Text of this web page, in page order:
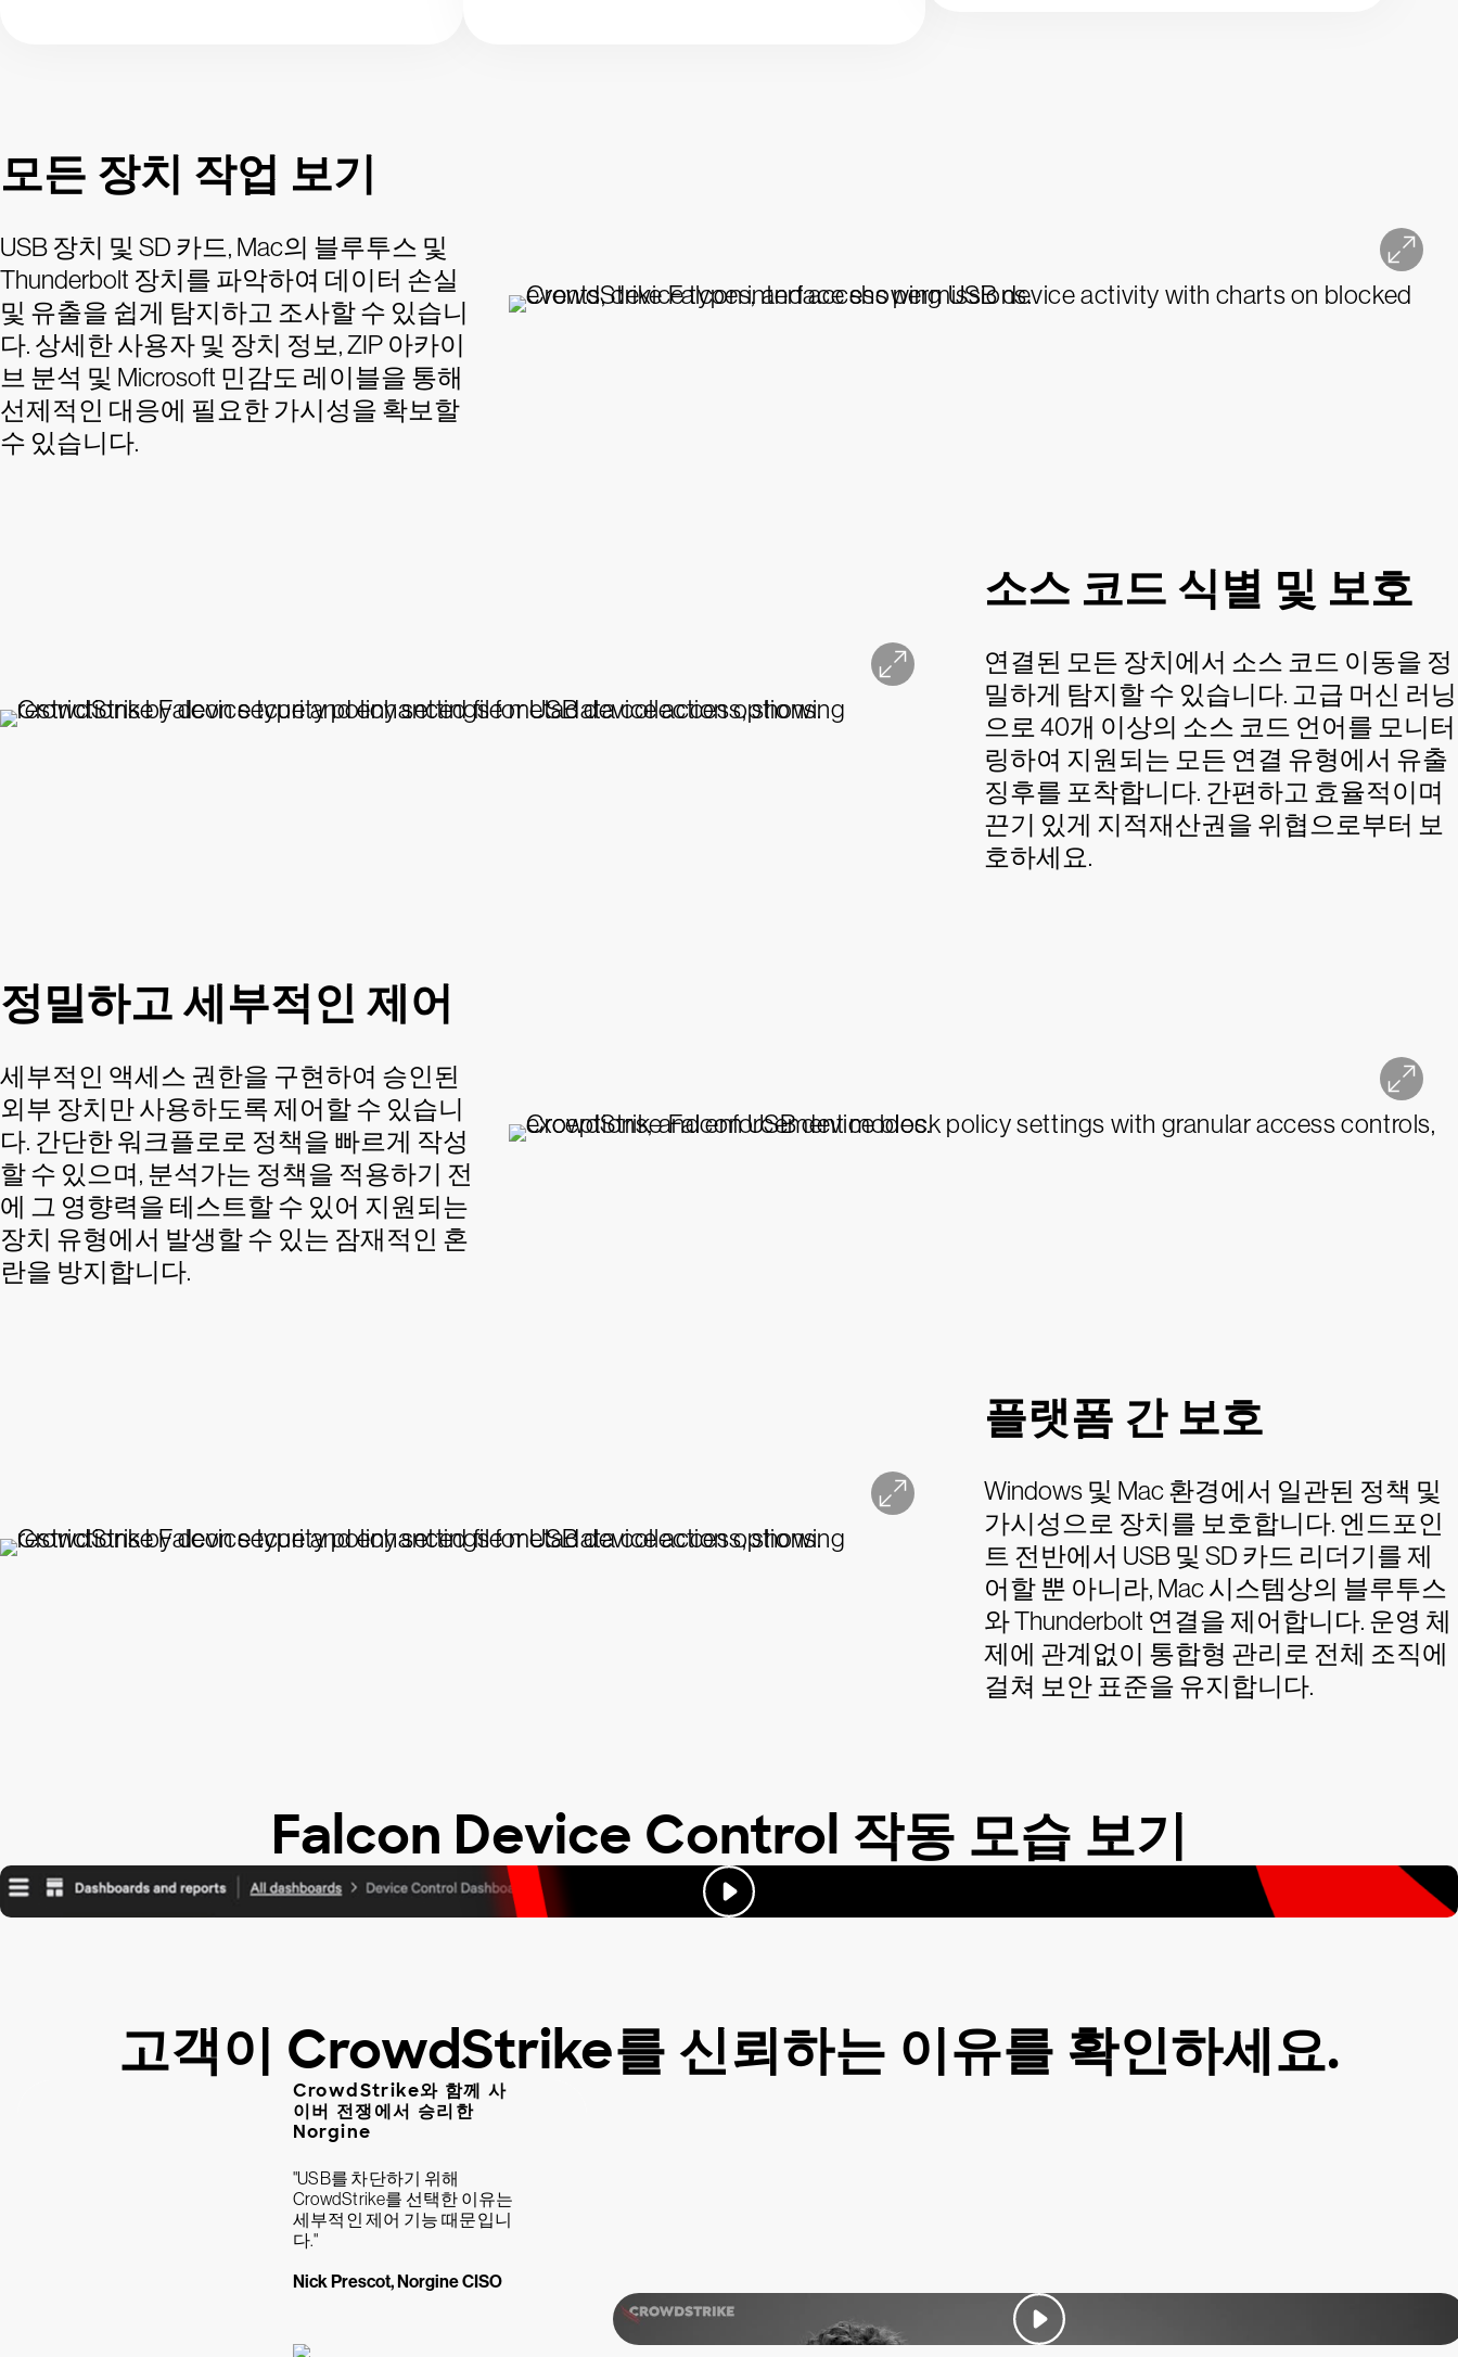
모든 장치 작업 보기
USB 장치 및 SD 카드, Mac의 블루투스 및
Thunderbolt 장치를 파악하여 데이터 손실
및 유출을 쉽게 탐지하고 조사할 수 있습니
다. 상세한 사용자 및 장치 정보, ZIP 아카이
브 분석 및 Microsoft 민감도 레이블을 통해
선제적인 대응에 필요한 가시성을 확보할
수 있습니다.
소스 코드 식별 및 보호
연결된 모든 장치에서 소스 코드 이동을 정
밀하게 탐지할 수 있습니다. 고급 머신 러닝
으로 40개 이상의 소스 코드 언어를 모니터
링하여 지원되는 모든 연결 유형에서 유출
징후를 포착합니다. 간편하고 효율적이며
끈기 있게 지적재산권을 위협으로부터 보
호하세요.
정밀하고 세부적인 제어
세부적인 액세스 권한을 구현하여 승인된
외부 장치만 사용하도록 제어할 수 있습니
다. 간단한 워크플로로 정책을 빠르게 작성
할 수 있으며, 분석가는 정책을 적용하기 전
에 그 영향력을 테스트할 수 있어 지원되는
장치 유형에서 발생할 수 있는 잠재적인 혼
란을 방지합니다.
플랫폼 간 보호
Windows 및 Mac 환경에서 일관된 정책 및
가시성으로 장치를 보호합니다. 엔드포인
트 전반에서 USB 및 SD 카드 리더기를 제
어할 뿐 아니라, Mac 시스템상의 블루투스
와 Thunderbolt 연결을 제어합니다. 운영 체
제에 관계없이 통합형 관리로 전체 조직에
걸쳐 보안 표준을 유지합니다.
Falcon Device Control 작동 모습 보기
고객이 CrowdStrike를 신뢰하는 이유를 확인하세요.
CrowdStrike와 함께 사
이버 전쟁에서 승리한
Norgine
"USB를 차단하기 위해
CrowdStrike를 선택한 이유는
세부적인 제어 기능 때문입니
다."
Nick Prescot, Norgine CISO